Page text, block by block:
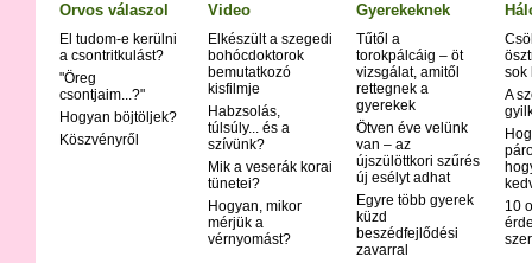
Orvos válaszol
El tudom-e kerülni
a csontritkulást?
"Öreg
csontjaim...?"
Hogyan böjtöljek?
Köszvényről
Video
Elkészült a szegedi
bohócdoktorok
bemutatkozó
kisfilmje
Habzsolás,
túlsúly... és a
szívünk?
Mik a veserák korai
tünetei?
Hogyan, mikor
mérjük a
vérnyomást?
Gyerekeknek
Tűtől a
torokpálcáig – öt
vizsgálat, amitől
rettegnek a
gyerekek
Ötven éve velünk
van – az
újszülöttkori szűrés
új esélyt adhat
Egyre több gyerek
küzd
beszédfejlődési
zavarral
sok
A
10